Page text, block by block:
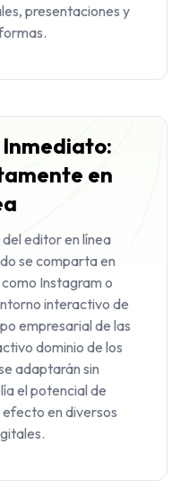
presentaciones y
en
editor en línea
se comparta en
Instagram o
interactivo de
empresarial de las
dominio de los
adaptarán sin
el potencial de
en diversos